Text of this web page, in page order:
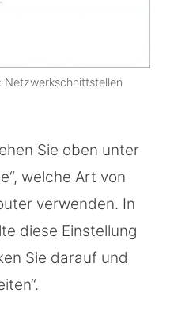
Netzwerkschnittstellen
Sie oben unter
welche Art von
verwenden. In
diese Einstellung
Sie darauf und